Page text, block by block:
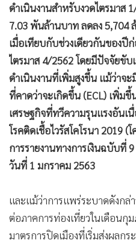
• จีน
• ชุมชน-คุณภาพชีวิต
• อาชญากรรม
• Motoring
• เกม
• วิทยาศาสตร์
• SMEs
• หุ้น
•
อินโดจีน
Celeb Online
• Factcheck
• ญี่ปุ่น
ดำเนินงานสำหรับงวดไตรมาส
7.03 พันล้านบาท ลดลง 5,704
เมื่อเทียบกับช่วงเดียวกันของปี
ไตรมาส 4/2562 โดยมีปัจจัยขั
ดำเนินงานที่เพิ่มสูงขึ้น แม้ว่าจ
ที่คาดว่าจะเกิดขึ้น (ECL) เพิ่ม
เศรษฐกิจที่ทวีความรุนแรงอันเ
โรคติดเชื้อไวรัสโคโรนา 2019
การรายงานทางการเงินฉบับที่
วันที่ 1 มกราคม 2563
และแม้ว่าการแพร่ระบาดดังกล่
ต่อภาคการท่องเที่ยวในเดือนกุ
มาตรการปิดเมืองที่เริ่มส่งผลก